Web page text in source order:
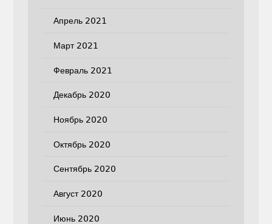
Апрель 2021
Март 2021
Февраль 2021
Декабрь 2020
Ноябрь 2020
Октябрь 2020
Сентябрь 2020
Август 2020
Июнь 2020